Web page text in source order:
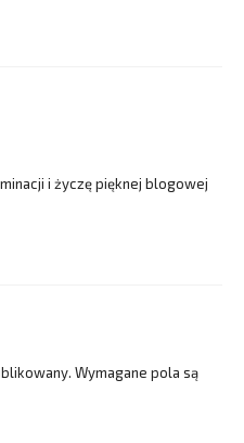
i życzę pięknej blogowej
Wymagane pola są